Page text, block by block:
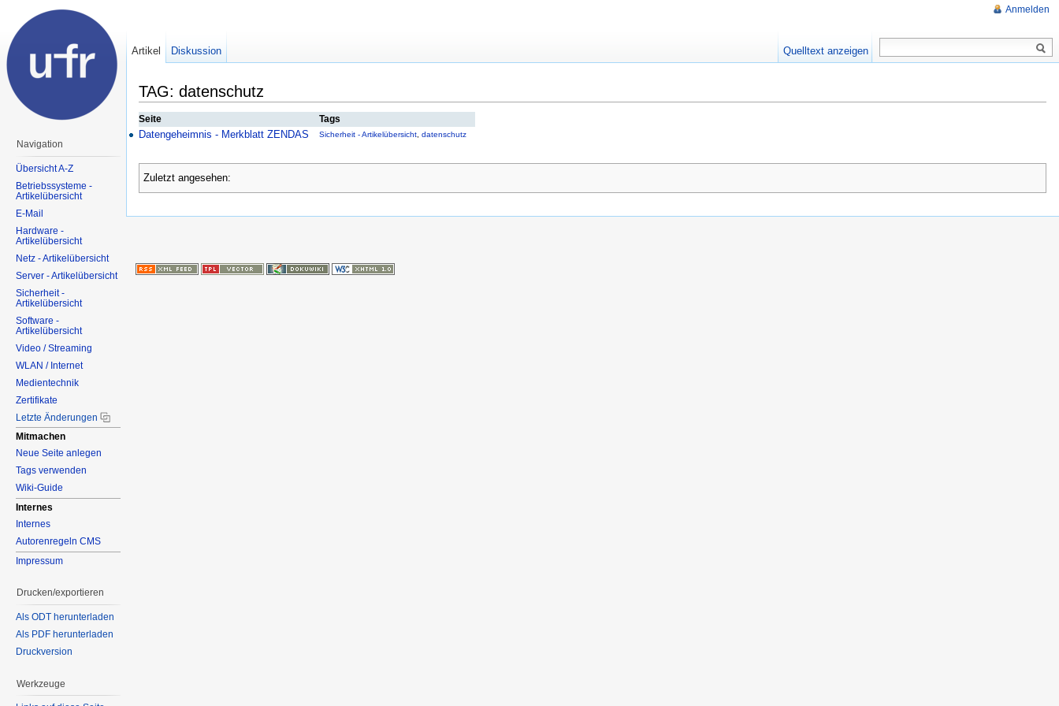
TAG: datenschutz
Seite Tags
Datengeheimnis - Merkblatt ZENDAS Sicherheit - Artikelübersicht datenschutz
Zuletzt angesehen:
Anmelden
Artikel Diskussion Quelltext anzeigen
Navigation
Übersicht A-Z
Betriebssysteme -
Artikelübersicht
E-Mail
Hardware -
Artikelübersicht
Netz - Artikelübersicht
Server - Artikelübersicht
Sicherheit -
Artikelübersicht
Software -
Artikelübersicht
Video / Streaming
WLAN / Internet
Medientechnik
Zertifikate
Letzte Änderungen
Mitmachen
Neue Seite anlegen
Tags verwenden
Wiki-Guide
Internes
Internes
Autorenregeln CMS
Impressum
Drucken/exportieren
Als ODT herunterladen
Als PDF herunterladen
Druckversion
Werkzeuge